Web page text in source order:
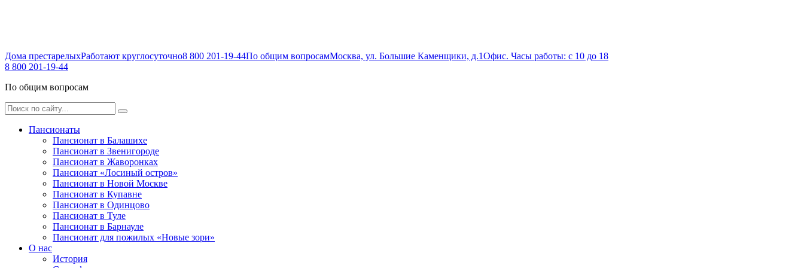
Дома престарелыхРаботают круглосуточно8 800 201-19-44По общим вопросамМосква, ул. Большие Каменщики, д.1Офис. Часы работы: с 10 до 18
8 800 201-19-44
По общим вопросам
Пансионаты
Пансионат в Балашихе
Пансионат в Звенигороде
Пансионат в Жаворонках
Пансионат «Лосиный остров»
Пансионат в Новой Москве
Пансионат в Купавне
Пансионат в Одинцово
Пансионат в Туле
Пансионат в Барнауле
Пансионат для пожилых «Новые зори»
О нас
История